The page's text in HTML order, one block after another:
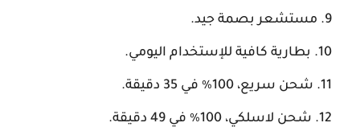
مستشعر بصمة جيد.
بطارية كافية للإستخدام اليومي.
شحن سريع، 100٪ في 35 دقيقة.
شحن لاسلكي، 100٪ في 49 دقيقة.